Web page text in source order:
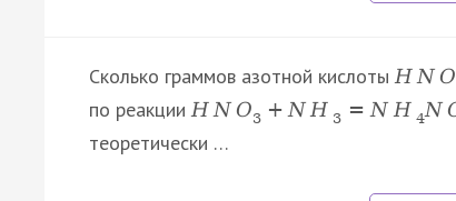
Сколько граммов азотной кислотыH N O
по реакцииH N O3 + N H 3 = N H 4N
теоретически …